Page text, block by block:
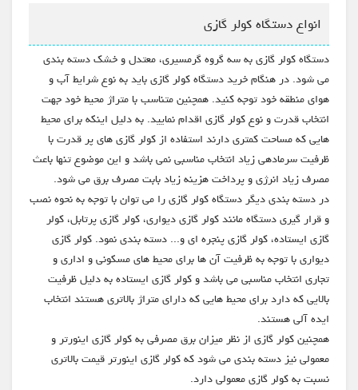
انواع دستگاه کولر گازی
دستگاه کولر گازی به سه گروه گرمسیری، معتدل و خشک دسته بندی
می شود. در هنگام خرید دستگاه کولر گازی باید به نوع شرایط آب و
هوای منطقه خود توجه کنید. همچنین متناسب با متراژ محیط خود جهت
انتخاب قدرت و نوع کولر گازی اقدام نمایید. به دلیل اینکه برای محیط
هایی که مساحت کمتری دارند استفاده از کولر گازی های پر قدرت با
ظرفیت سرمادهی زیاد انتخاب مناسبی نمی باشد و این موضوع تنها باعث
مصرف زیاد انرژی و پرداخت هزینه زیاد بابت مصرف برق می شود.
در دسته بندی دیگر دستگاه کولر گازی را می توان با توجه به نحوه نصب
و قرار گیری دستگاه مانند کولر گازی دیواری، کولر گازی پرتابل، کولر
گازی ایستاده، کولر گازی پنجره ای و... دسته بندی نمود. کولر گازی
دیواری با توجه به ظرفیت آن ها برای محیط های مسکونی و اداری و
تجاری انتخاب مناسبی می باشد و کولر گازی ایستاده به دلیل ظرفیت
بالایی که دارد برای محیط هایی که دارای متراژ بالاتری هستند انتخاب
ایده آلی هستند.
همچنین کولر گازی از نظر میزان برق مصرفی به کولر گازی اینورتر و
معمولی نیز دسته بندی می شود که کولر گازی اینورتر قیمت بالاتری
نسبت به کولر گازی معمولی دارد.